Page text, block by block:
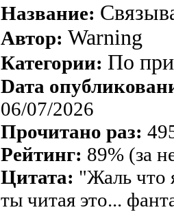
Название:
Автор: Warning
Категории: По
Dата
06/07/2026
Прочитано раз:
Рейтинг: 89% (за
Цитата: "Жаль что
ты читая это...